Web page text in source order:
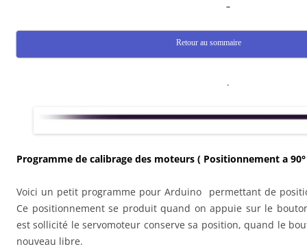
–
Retour au sommaire
.
Programme de calibrage des moteurs ( Positionnement a
Voici un petit programme pour Arduino permettant de
Ce positionnement se produit quand on appuie sur le
est sollicité le servomoteur conserve sa position, quand le
nouveau libre.